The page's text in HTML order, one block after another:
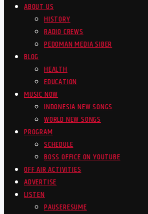
ABOUT US
HISTORY
RADIO CREWS
PEDOMAN MEDIA SIBER
BLOG
HEALTH
EDUCATION
MUSIC NOW
INDONESIA NEW SONGS
WORLD NEW SONGS
PROGRAM
SCHEDULE
BOSS OFFICE ON YOUTUBE
OFF AIR ACTIVITIES
ADVERTISE
LISTEN
PAUSERESUME